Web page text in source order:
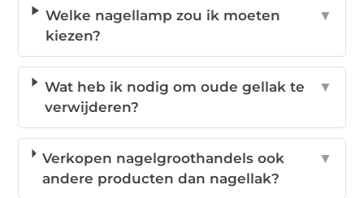
Welke nagellamp zou ik moeten
kiezen?
▼
Wat heb ik nodig om oude gellak te
verwijderen?
▼
Verkopen nagelgroothandels ook
andere producten dan nagellak?
▼